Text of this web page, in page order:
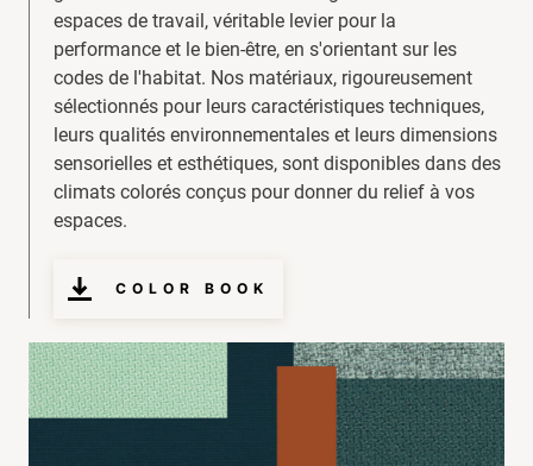
espaces de travail, véritable levier pour la
performance et le bien-être, en s'orientant sur les
codes de l'habitat. Nos matériaux, rigoureusement
sélectionnés pour leurs caractéristiques techniques,
leurs qualités environnementales et leurs dimensions
sensorielles et esthétiques, sont disponibles dans des
climats colorés conçus pour donner du relief à vos
espaces.
COLOR BOOK